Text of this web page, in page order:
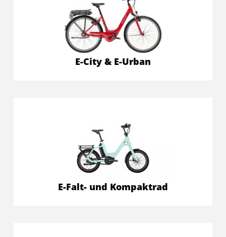
E-City & E-Urban
E-Falt- und Kompaktrad